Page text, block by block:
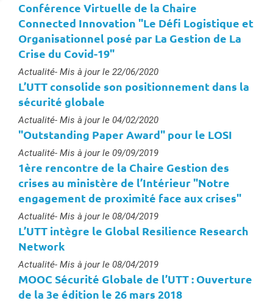
Conférence Virtuelle de la Chaire
Connected Innovation "Le Défi Logistique et
Organisationnel posé par La Gestion de La
Crise du Covid-19"
Type :
Actualité- Mis à jour le 22/06/2020
L’UTT consolide son positionnement dans la
sécurité globale
Type :
Actualité- Mis à jour le 04/02/2020
"Outstanding Paper Award" pour le LOSI
Type :
Actualité- Mis à jour le 09/09/2019
1ère rencontre de la Chaire Gestion des
crises au ministère de l’Intérieur "Notre
engagement de proximité face aux crises"
Type :
Actualité- Mis à jour le 08/04/2019
L’UTT intègre le Global Resilience Research
Network
Type :
Actualité- Mis à jour le 08/04/2019
MOOC Sécurité Globale de l’UTT : Ouverture
de la 3e édition le 26 mars 2018